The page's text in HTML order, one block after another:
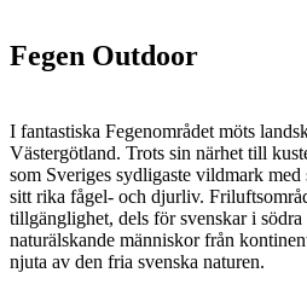
Fegen Outdoor
I fantastiska Fegenområdet möts
Västergötland. Trots sin närhet till
som Sveriges sydligaste vildmark med
sitt rika fågel- och djurliv.
tillgänglighet, dels för svenskar i
naturälskande människor från
njuta av den fria svenska naturen.